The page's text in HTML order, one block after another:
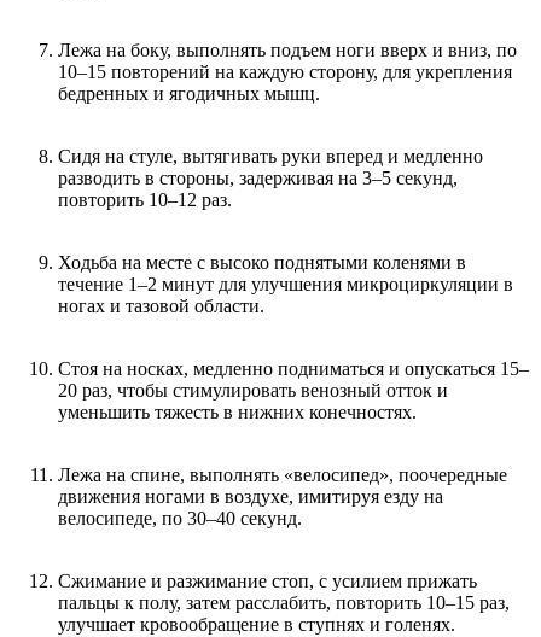
Лежа на боку, выполнять подъем ноги вверх и вниз, по
10–15 повторений на каждую сторону, для укрепления
бедренных и ягодичных мышц.
Сидя на стуле, вытягивать руки вперед и медленно
разводить в стороны, задерживая на 3–5 секунд,
повторить 10–12 раз.
Ходьба на месте с высоко поднятыми коленями в
течение 1–2 минут для улучшения микроциркуляции в
ногах и тазовой области.
Стоя на носках, медленно подниматься и опускаться 15–
20 раз, чтобы стимулировать венозный отток и
уменьшить тяжесть в нижних конечностях.
Лежа на спине, выполнять «велосипед», поочередные
движения ногами в воздухе, имитируя езду на
велосипеде, по 30–40 секунд.
Сжимание и разжимание стоп, с усилием прижать
пальцы к полу, затем расслабить, повторить 10–15 раз,
улучшает кровообращение в ступнях и голенях.